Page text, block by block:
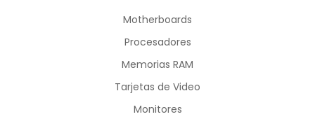
Motherboards
Procesadores
Memorias RAM
Tarjetas de Video
Monitores